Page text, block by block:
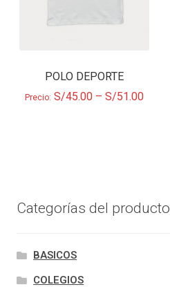
POLO DEPORTE
Precio: S/45.00 –S/51.00
Categorías del producto
BASICOS
COLEGIOS